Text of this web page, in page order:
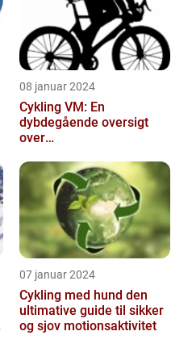
08 januar 2024
Cykling VM: En
dybdegående oversigt
over
cykling
07 januar 2024
Cykling med hund den
ultimative guide til sikker
og sjov motionsaktivitet